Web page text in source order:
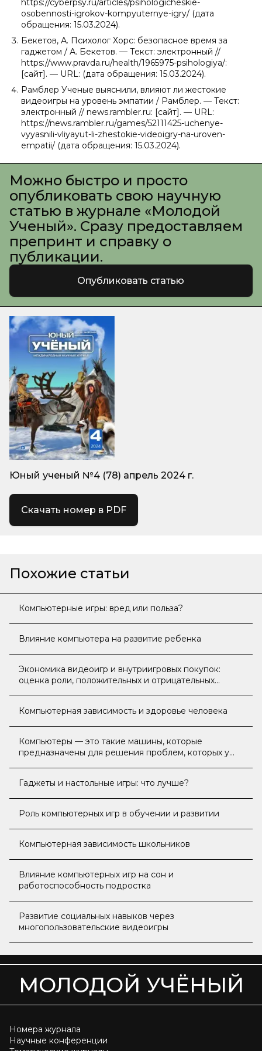
https://cyberpsy.ru/articles/psihologicheskie-
osobennosti-igrokov-kompyuternye-igry/ (дата
обращения: 15.03.2024).
Бекетов, А. Психолог Хорс: безопасное время за
гаджетом / А. Бекетов. — Текст: электронный //
https://www.pravda.ru/health/1965975-psihologiya/:
[сайт]. — URL: (дата обращения: 15.03.2024).
Рамблер Ученые выяснили, влияют ли жестокие
видеоигры на уровень эмпатии / Рамблер. — Текст:
электронный // news.rambler.ru: [сайт]. — URL:
https://news.rambler.ru/games/52111425-uchenye-
vyyasnili-vliyayut-li-zhestokie-videoigry-na-uroven-
empatii/ (дата обращения: 15.03.2024).
Можно быстро и просто
опубликовать свою научную
статью в журнале «Молодой
Ученый». Сразу предоставляем
препринт и справку о
публикации.
Опубликовать статью
Юный ученый №4 (78) апрель 2024 г.
Скачать номер в PDF
Похожие статьи
Компьютерные игры: вред или польза?
Влияние компьютера на развитие ребенка
Экономика видеоигр и внутриигровых покупок:
оценка роли, положительных и отрицательных
Компьютерная зависимость и здоровье человека
Компьютеры — это такие машины, которые
предназначены для решения проблем, которых у
Гаджеты и настольные игры: что лучше?
Роль компьютерных игр в обучении и развитии
Компьютерная зависимость школьников
Влияние компьютерных игр на сон и
работоспособность подростка
Развитие социальных навыков через
многопользовательские видеоигры
МОЛОДОЙ УЧЁНЫЙ
Номера журнала
Научные конференции